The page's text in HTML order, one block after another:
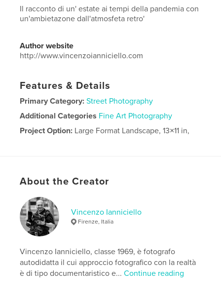
Il racconto di un' estate ai tempi della pandemia con
un'ambietazone dall'atmosfeta retro'
Author website
http://www.vincenzoianniciello.com
Features & Details
Primary Category: Street Photography
Additional Categories Fine Art Photography
Project Option: Large Format Landscape, 13×11 in,
LanguageItalian
About the Creator
Vincenzo Ianniciello
Firenze, Italia
Vincenzo Ianniciello, classe 1969, è fotografo
autodidatta il cui approccio fotografico con la realtà
è di tipo documentaristico e...Continue reading